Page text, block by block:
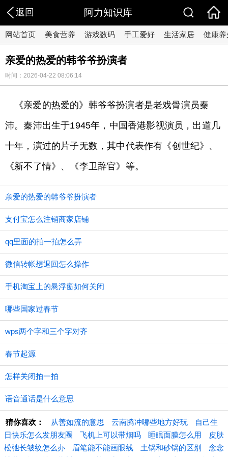
返回 阿力知识库
网站首页 美食营养 游戏数码 手工爱好 生活家居 健康养
亲爱的热爱的韩爷爷扮演者
时间：2026-04-22 08:06:14
《亲爱的热爱的》韩爷爷扮演者是老戏骨演员秦
沛。秦沛出生于1945年，中国香港影视演员，出道几
十年，演过的片子无数，其中代表作有《创世纪》、
《新不了情》、《李卫辞官》等。
亲爱的热爱的韩爷爷扮演者
支付宝怎么注销商家店铺
qq里面的拍一拍怎么弄
微信转帐想退回怎么操作
手机淘宝上的悬浮窗如何关闭
哪些国家过春节
wps两个字和三个字对齐
春节起源
怎样关闭拍一拍
语音通话是什么意思
猜你喜欢： 从善如流的意思 云南腾冲哪些地方好玩
自己生
日快乐怎么发朋友圈
飞机上可以带烟吗 睡眠面膜怎么用
皮肤
松弛长皱纹怎么办
眉笔能不能画眼线 土锅和砂锅的区别
念念